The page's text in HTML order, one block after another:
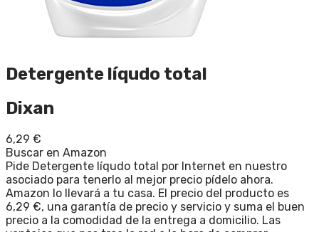
Detergente líqudo total
Dixan
6,29 €
Buscar en Amazon
Pide Detergente líqudo total por Internet en nuestro
asociado para tenerlo al mejor precio pídelo ahora.
Amazon lo llevará a tu casa. El precio del producto es
6,29 €, una garantía de precio y servicio y suma el buen
precio a la comodidad de la entrega a domicilio. Las